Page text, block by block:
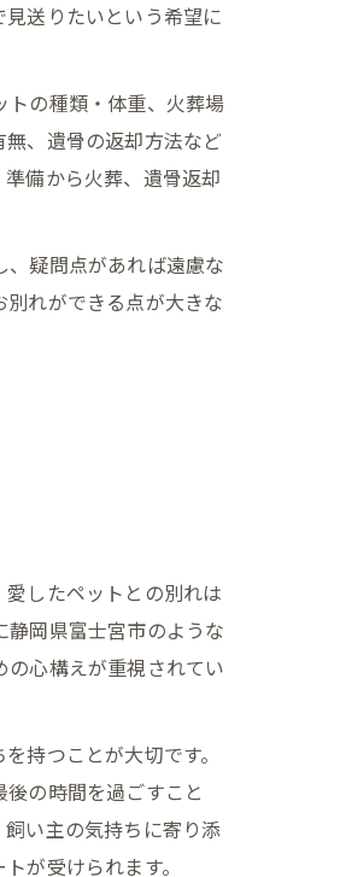
送りたいという希望に
の種類・体重、火葬場
、遺骨の返却方法など
備から火葬、遺骨返却
疑問点があれば遠慮な
れができる点が大きな
したペットとの別れは
岡県富士宮市のような
心構えが重視されてい
持つことが大切です。
の時間を過ごすこと
い主の気持ちに寄り添
が受けられます。